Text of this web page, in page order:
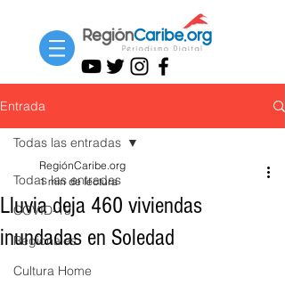
Entrada
Todas las entradas
COVID-19
Regionales
Cultura Home
Todas las entradas
Lluvia deja 460 viviendas
inundadas en Soledad
RegiónCaribe.org
1 min de lectura